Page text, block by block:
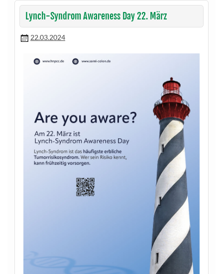
Lynch-Syndrom Awareness Day 22. März
22.03.2024